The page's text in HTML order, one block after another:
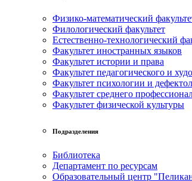
Физико-математический
Филологический факультет
Естественно-технологический
Факультет иностранных языков
Факультет истории и права
Факультет педагогического и
Факультет психологии и
Факультет среднего
Факультет физической культуры
Подразделения
Библиотека
Департамент по ресурсам
Образовательный центр